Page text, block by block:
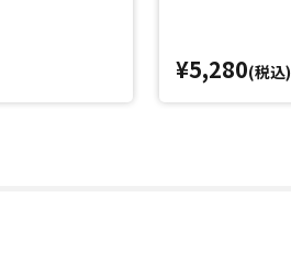
¥5,280(税込)